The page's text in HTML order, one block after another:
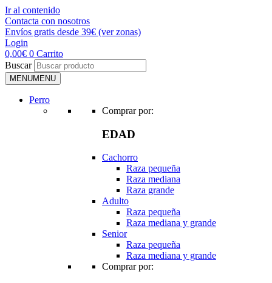
Ir al contenido
Contacta con nosotros
Envíos gratis desde 39€ (ver zonas)
Login
0,00€ 0 Carrito
Buscar
MENUMENU
Perro
Comprar por:
EDAD
Cachorro
Raza pequeña
Raza mediana
Raza grande
Adulto
Raza pequeña
Raza mediana y grande
Senior
Raza pequeña
Raza mediana y grande
Comprar por: